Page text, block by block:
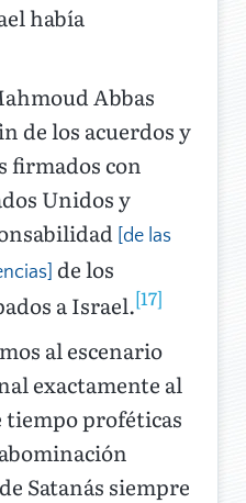
había
Abbas
de los acuerdos y
firmados con
Unidos y
[de las
de los
a Israel.[17]
al escenario
exactamente al
tiempo proféticas
Satanás siempre